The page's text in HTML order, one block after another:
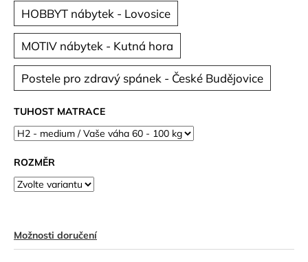
HOBBYT nábytek - Lovosice
MOTIV nábytek - Kutná hora
Postele pro zdravý spánek - České Budějovice
TUHOST MATRACE
ROZMĚR
Možnosti doručení